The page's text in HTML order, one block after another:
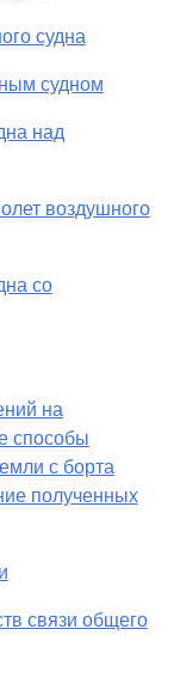
судна
судном
над
воздушного
со
на
способы
с борта
полученных
связи общего